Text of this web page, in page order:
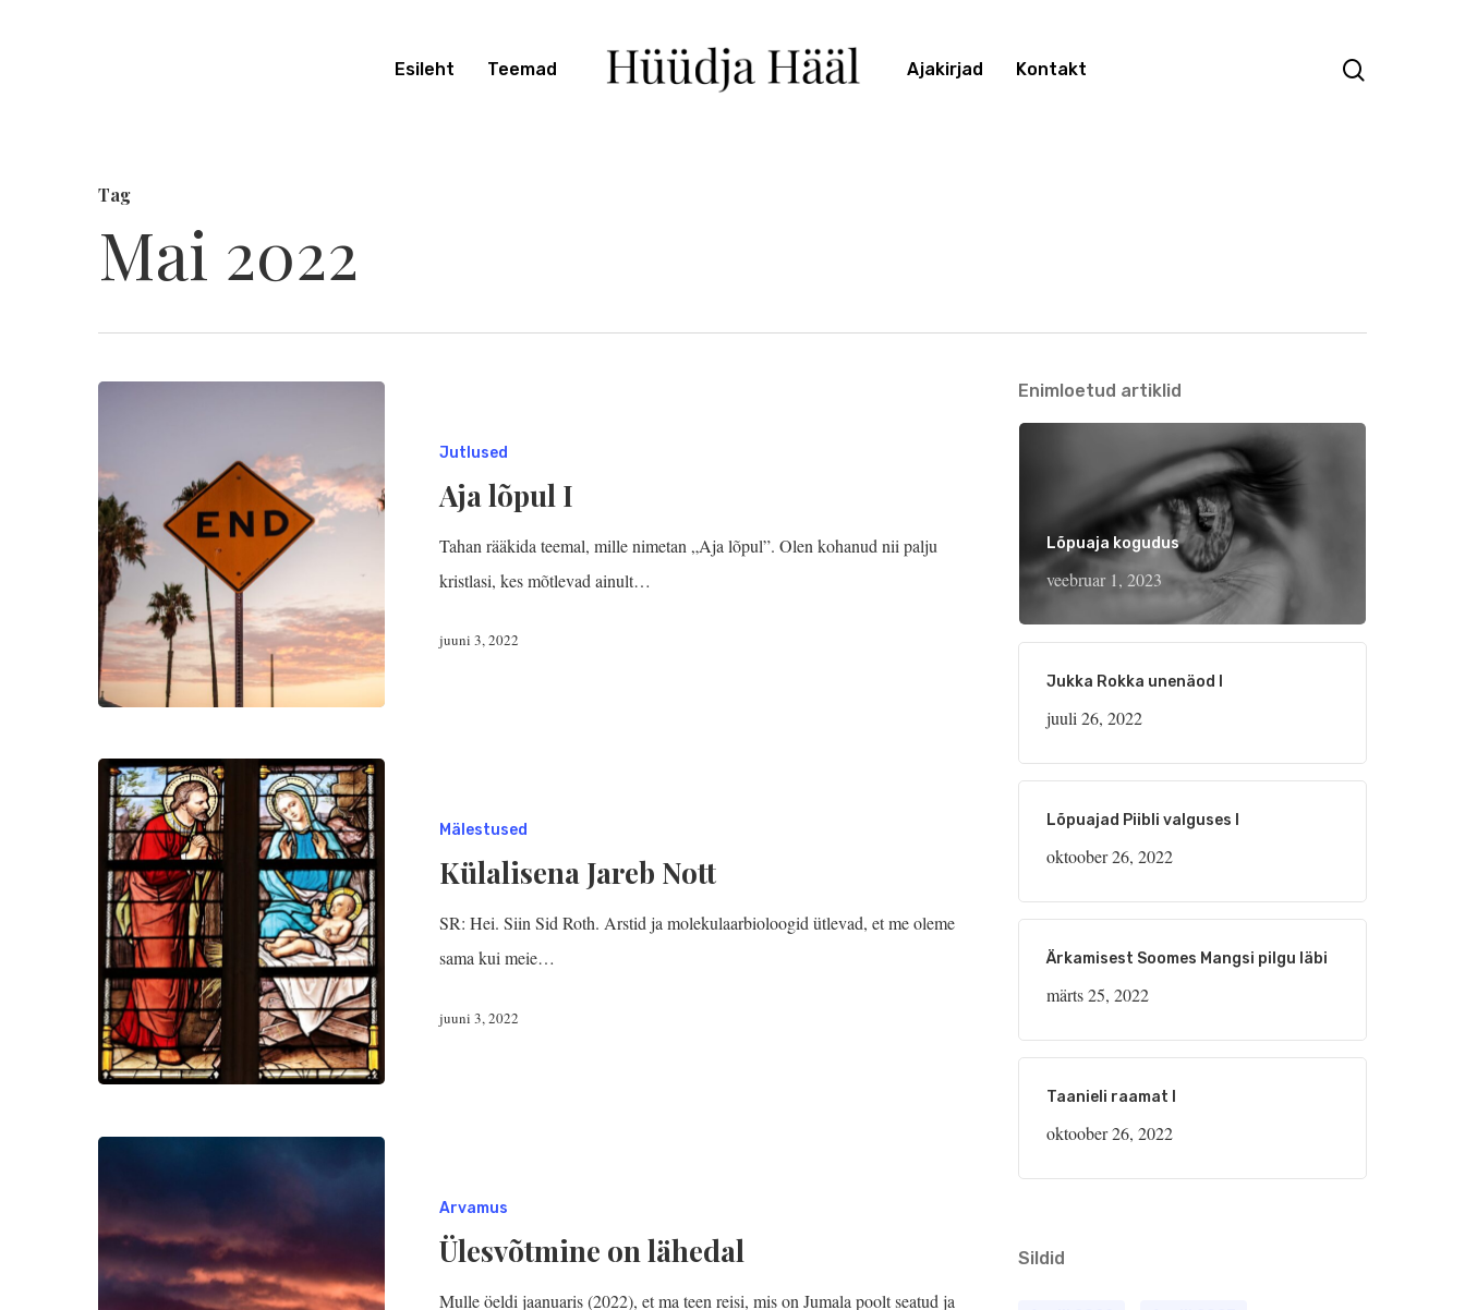
Hit enter to search or ESC to close
Esileht Teemad Ajakirjad Kontakt
Tag
Mai 2022
Jutlused
Aja lõpul I
Tahan rääkida teemal, mille nimetan „Aja lõpul”. Olen kohanud nii palju
kristlasi, kes mõtlevad ainult…
juuni 3, 2022
Mälestused
Külalisena Jareb Nott
SR: Hei. Siin Sid Roth. Arstid ja molekulaarbioloogid ütlevad, et me oleme
sama kui meie…
juuni 3, 2022
Arvamus
Ülesvõtmine on lähedal
Mulle öeldi jaanuaris (2022), et ma teen reisi, mis on Jumala poolt seatud ja
Enimloetud artiklid
Lõpuaja kogudus
veebruar 1, 2023
Jukka Rokka unenäod I
juuli 26, 2022
Lõpuajad Piibli valguses I
oktoober 26, 2022
Ärkamisest Soomes Mangsi pilgu läbi
märts 25, 2022
Taanieli raamat I
oktoober 26, 2022
Sildid